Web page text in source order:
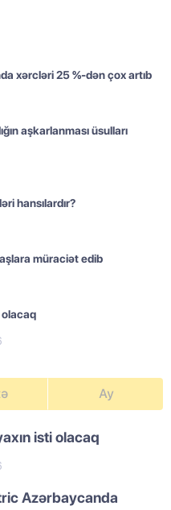
xərcləri 25 %-dən çox artıb
aşkarlanması üsulları
hansılardır?
müraciət edib
olacaq
Ay
isti olacaq
Azərbaycanda